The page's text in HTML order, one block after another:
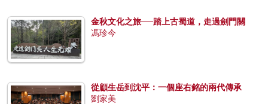
金秋文化之旅──踏上古蜀道，走過劍門關
馮珍今
從顧生岳到沈平：一個座右銘的兩代傳承
劉家美